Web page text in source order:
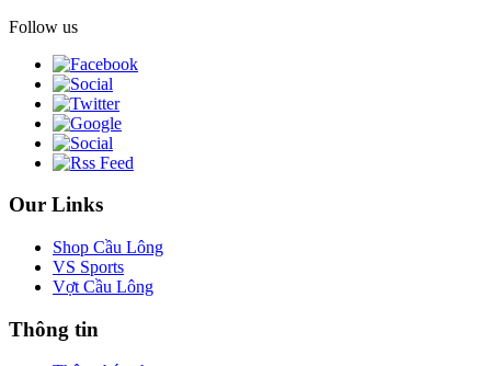
Follow us
Our Links
Shop Cầu Lông
VS Sports
Vợt Cầu Lông
Thông tin